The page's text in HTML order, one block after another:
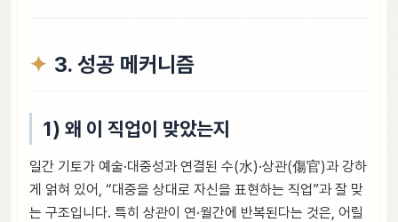
3. 성공 메커니즘
1) 왜 이 직업이 맞았는지
일간 기토가 예술·대중성과 연결된 수(水)·상관(傷官)과 강하
게 얽혀 있어, “대중을 상대로 자신을 표현하는 직업”과 잘 맞
는 구조입니다. 특히 상관이 연·월간에 반복된다는 것은, 어릴